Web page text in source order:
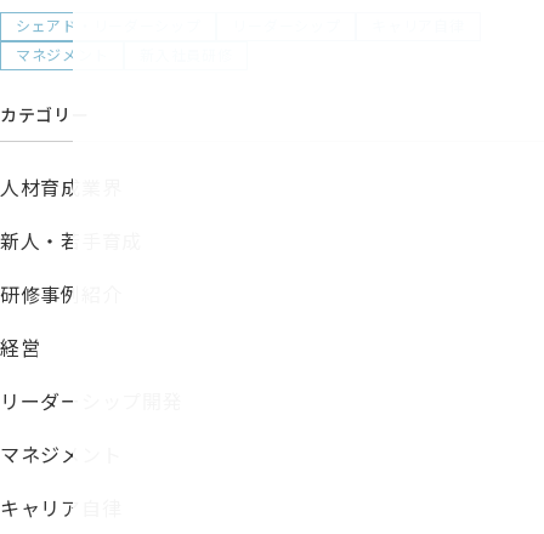
シェアド・リーダーシップ
マネジメント
カテゴリー
人材育成業界
新人・若手育成
研修事例紹介
経営
リーダーシップ開発
マネジメント
キャリア自律